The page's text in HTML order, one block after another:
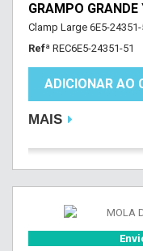
GRAMPO
Clamp Large 6E5-24351-
Refª REC6E5-24351-51
ADICIONAR AO
MAIS